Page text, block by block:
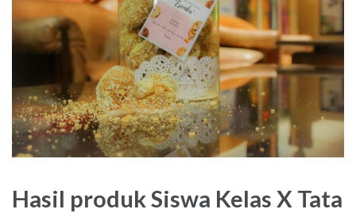
Hasil produk Siswa Kelas X Tata